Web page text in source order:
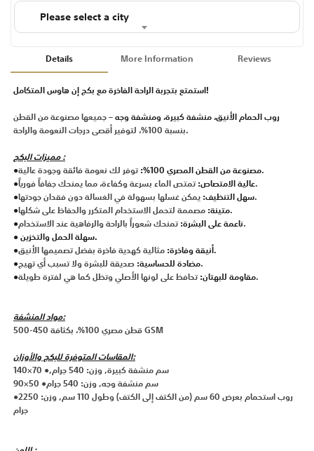
Please select a city
Details
استمتع بتجربة الراحة الفاخرة مع بكج إن هاوس المتكامل!
روب الحمام الأنيق، منشفة كبيرة، ومنشفة وجه– جميعها مصنوعة من القطن
بنسبة 100%، لتوفير أقصى درجات النعومة والراحة.
مميزات البكج :
●مصنوعة من القطن المصري 100%:توفر لك نعومة فائقة وجودة عالية.
●عالية الامتصاص:تمتص الماء بسرعة وكفاءة، مما يمنحك جفافاً فورياً.
●سهل التنظيف:يمكن غسلها بسهولة في الغسالة دون فقدان جودتها.
●متينة:مصممة لتحمل الاستخدام المتكرر والحفاظ على شكلها.
●ناعمة على البشرة:تمنحك شعوراً بالراحة والرفاهية عند الاستخدام.
● سهلة الحمل والتخزين.
●أنيقة وفاخرة:مثالية كهدية فاخرة بفضل تصميمها الأنيق.
●مضادة للحساسية:صديقة للبشرة ولا تسبب أي تهيج.
●مقاومة للبهتان:تحافظ على لونها الأصلي وتظل كما هي لفترة طويلة.
مواد المنشفة:
قطن مصري 100%، بكثافة 450-500 GSM
المقاسات المتوفرة للبكج والأوزان:
140×70 ●,سم منشفة كبيرة, وزن: 540 جرام
90×50 ●سم منشفة وجه, وزن: 540 جرام
●روب استحمام بعرض 60 سم (من الكتف إلى الكتف) وطول 110 سم, وزن: 2250
جرام
More Information Reviews